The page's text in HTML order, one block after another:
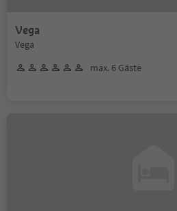
Vega
Vega
max. 6 Gäste